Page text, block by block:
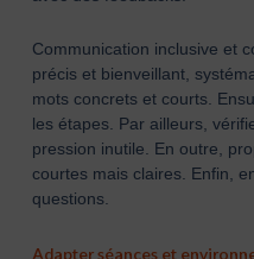
Communication inclusive et
précis et bienveillant,
mots concrets et courts.
les étapes. Par ailleurs,
pression inutile. En outre,
courtes mais claires. Enfin,
questions.
Adapter séances et